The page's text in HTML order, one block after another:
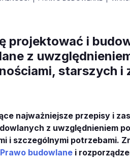
projektować i
z
starszych i
najważniejsze przepisy i
z uwzględnieniem
i szczególnymi potrzebami.
budowlane i